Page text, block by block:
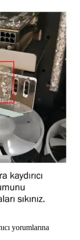
yorumlarına